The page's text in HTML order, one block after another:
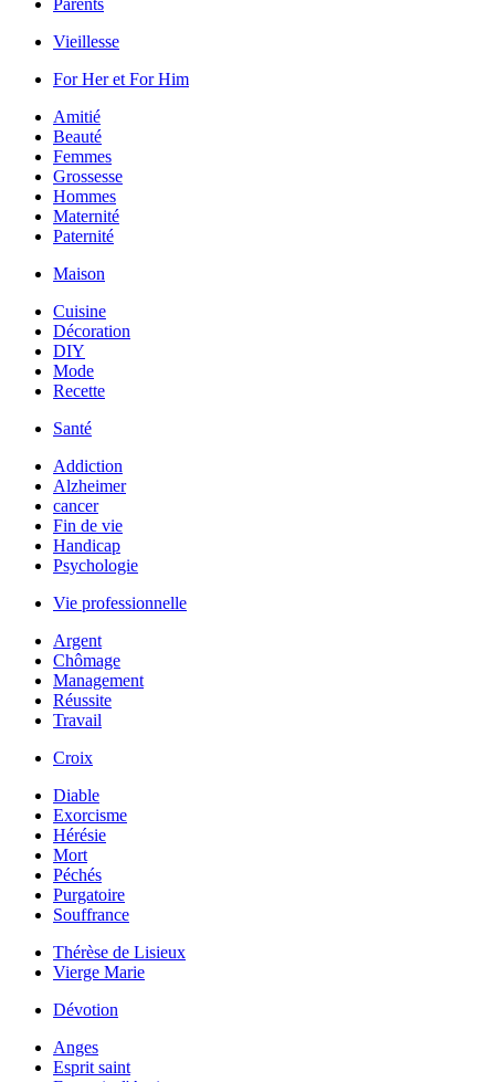
Parents
Vieillesse
For Her et For Him
Amitié
Beauté
Femmes
Grossesse
Hommes
Maternité
Paternité
Maison
Cuisine
Décoration
DIY
Mode
Recette
Santé
Addiction
Alzheimer
cancer
Fin de vie
Handicap
Psychologie
Vie professionnelle
Argent
Chômage
Management
Réussite
Travail
Croix
Diable
Exorcisme
Hérésie
Mort
Péchés
Purgatoire
Souffrance
Thérèse de Lisieux
Vierge Marie
Dévotion
Anges
Esprit saint